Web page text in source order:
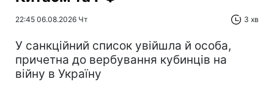
22:45 06.08.2026 Чт 3 хв
У санкційний список увійшла й особа,
причетна до вербування кубинців на
війну в Україну